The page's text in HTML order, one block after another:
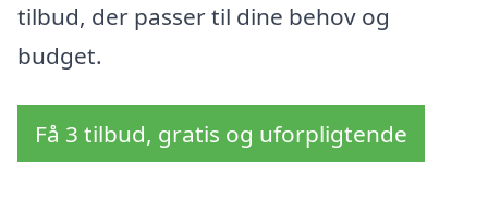
tilbud, der passer til dine behov og
budget.
Få 3 tilbud, gratis og uforpligtende